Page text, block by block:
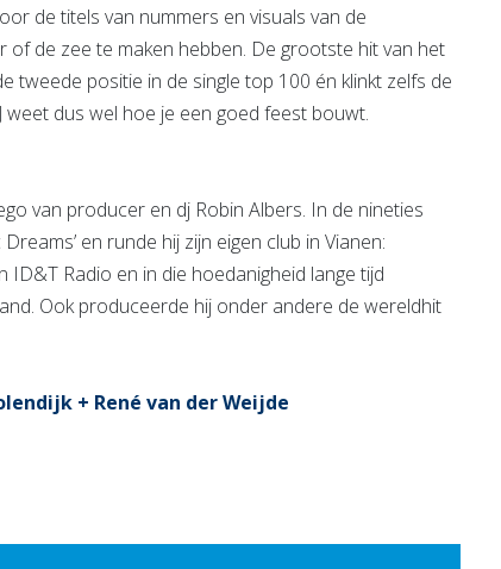
de titels van nummers en visuals van de
of de zee te maken hebben. De grootste hit van het
tweede positie in de single top 100 én klinkt zelfs de
dus wel hoe je een goed feest bouwt.
van producer en dj Robin Albers. In de nineties
en runde hij zijn eigen club in Vianen:
Radio en in die hoedanigheid lange tijd
Ook produceerde hij onder andere de wereldhit
+ René van der Weijde